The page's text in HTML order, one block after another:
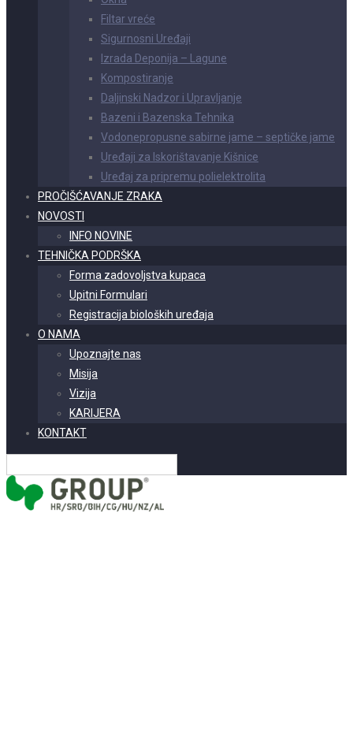
Filtar vreće
Sigurnosni Uređaji
Izrada Deponija – Lagune
Kompostiranje
Daljinski Nadzor i Upravljanje
Bazeni i Bazenska Tehnika
Vodonepropusne sabirne jame – septičke jame
Uređaji za Iskorištavanje Kišnice
Uređaj za pripremu polielektrolita
PROČIŠĆAVANJE ZRAKA
NOVOSTI
INFO NOVINE
TEHNIČKA PODRŠKA
Forma zadovoljstva kupaca
Upitni Formulari
Registracija bioloških uređaja
O NAMA
Upoznajte nas
Misija
Vizija
KARIJERA
KONTAKT